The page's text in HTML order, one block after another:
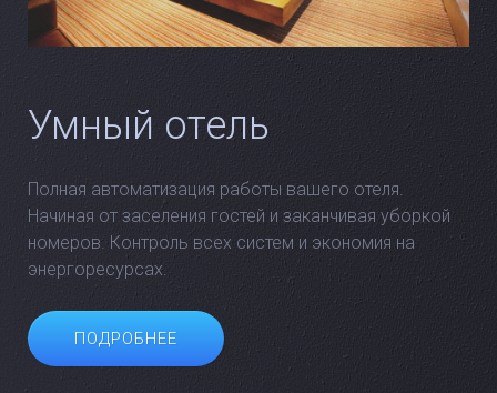
Умный отель
Полная автоматизация работы вашего отеля.
Начиная от заселения гостей и заканчивая уборкой
номеров. Контроль всех систем и экономия на
энергоресурсах.
ПОДРОБНЕЕ